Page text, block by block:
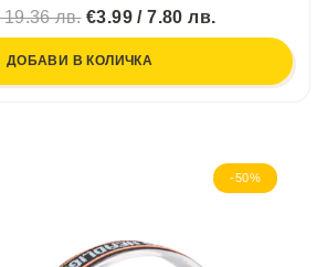
19.36 лв.€3.99 / 7.80 лв.
ДОБАВИ В КОЛИЧКА
-50%